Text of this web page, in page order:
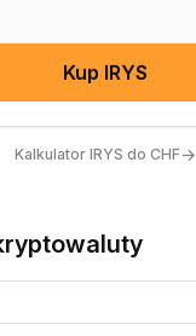
Kup IRYS
Kalkulator IRYS do CHF→